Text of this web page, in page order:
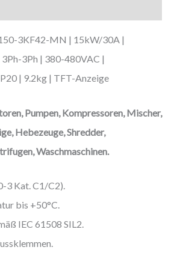
3KF42-MN | 15kW/30A |
3Ph | 380-480VAC |
| 9.2kg | TFT-Anzeige
Pumpen, Kompressoren, Mischer,
Hebezeuge, Shredder,
Waschmaschinen.
3 Kat. C1/C2).
bis +50°C.
IEC 61508 SIL2.